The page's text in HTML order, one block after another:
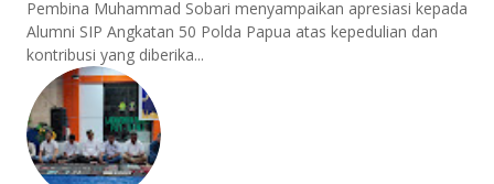
Pembina Muhammad Sobari menyampaikan apresiasi kepada
Alumni SIP Angkatan 50 Polda Papua atas kepedulian dan
kontribusi yang diberika...